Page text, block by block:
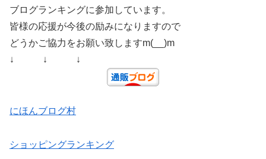
ブログランキングに参加しています。
皆様の応援が今後の励みになりますので
どうかご協力をお願い致しますm(__)m
↓ ↓ ↓
にほんブログ村
ショッピングランキング